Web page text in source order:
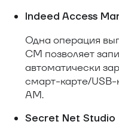
Indeed Access
Одна операция
CM позволяет
автоматически
смарт-карте/USB-
AM.
Secret Net Studio